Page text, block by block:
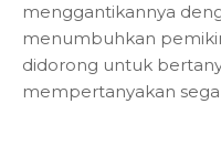
menggantikannya
menumbuhkan
didorong untuk
mempertanyakan